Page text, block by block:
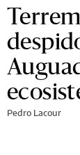
Pedro Lacour